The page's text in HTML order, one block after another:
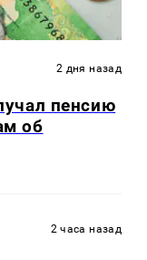
2 дня назад
пенсию
об
2 часа назад